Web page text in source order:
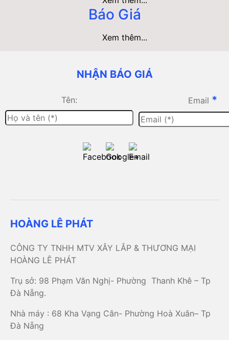
Báo Giá
Xem thêm...
NHẬN BÁO GIÁ
Tên: Email *
HOÀNG LÊ PHÁT
CÔNG TY TNHH MTV XÂY LẮP & THƯƠNG MẠI
HOÀNG LÊ PHÁT
Trụ sở: 98 Phạm Văn Nghị- Phường Thanh Khê – Tp
Đà Nẵng.
Nhà máy : 68 Kha Vạng Cân- Phường Hoà Xuân– Tp
Đà Nẵng